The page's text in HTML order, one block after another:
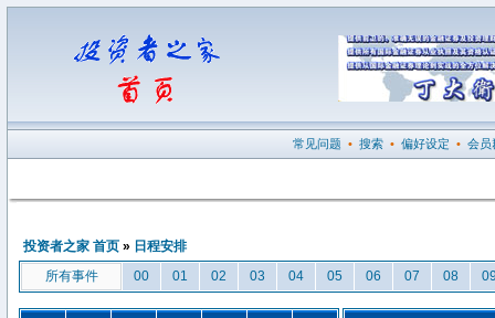
常见问题 • 搜索 • 偏好设定 • 会员
投资者之家 首页 » 日程安排
所有事件
00 01 02 03 04 05 06 07 08